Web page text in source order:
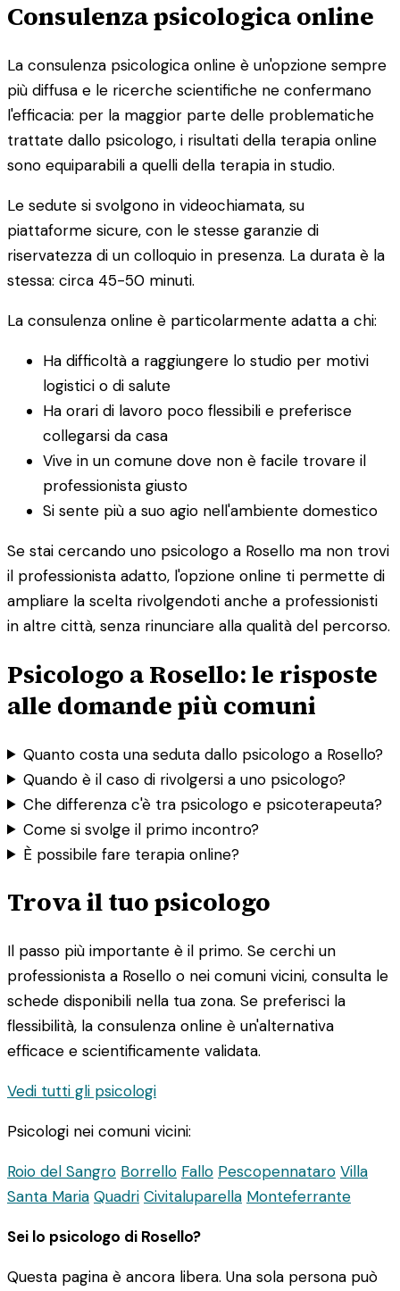
Consulenza psicologica online
La consulenza psicologica online è un'opzione sempre
più diffusa e le ricerche scientifiche ne confermano
l'efficacia: per la maggior parte delle problematiche
trattate dallo psicologo, i risultati della terapia online
sono equiparabili a quelli della terapia in studio.
Le sedute si svolgono in videochiamata, su
piattaforme sicure, con le stesse garanzie di
riservatezza di un colloquio in presenza. La durata è la
stessa: circa 45-50 minuti.
La consulenza online è particolarmente adatta a chi:
Ha difficoltà a raggiungere lo studio per motivi
logistici o di salute
Ha orari di lavoro poco flessibili e preferisce
collegarsi da casa
Vive in un comune dove non è facile trovare il
professionista giusto
Si sente più a suo agio nell'ambiente domestico
Se stai cercando uno psicologo a Rosello ma non trovi
il professionista adatto, l'opzione online ti permette di
ampliare la scelta rivolgendoti anche a professionisti
in altre città, senza rinunciare alla qualità del percorso.
Psicologo a Rosello: le risposte
alle domande più comuni
Quanto costa una seduta dallo psicologo a Rosello?
Quando è il caso di rivolgersi a uno psicologo?
Che differenza c'è tra psicologo e psicoterapeuta?
Come si svolge il primo incontro?
È possibile fare terapia online?
Trova il tuo psicologo
Il passo più importante è il primo. Se cerchi un
professionista a Rosello o nei comuni vicini, consulta le
schede disponibili nella tua zona. Se preferisci la
flessibilità, la consulenza online è un'alternativa
efficace e scientificamente validata.
Vedi tutti gli psicologi
Psicologi nei comuni vicini:
Roio del Sangro Borrello Fallo Pescopennataro Villa
Santa Maria Quadri Civitaluparella Monteferrante
Sei lo psicologo di Rosello?
Questa pagina è ancora libera. Una sola persona può